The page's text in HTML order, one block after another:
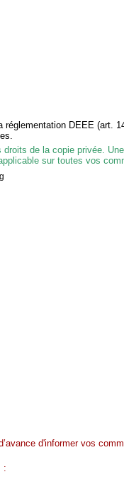
DEEE (art.
de la copie privée.
sur toutes vos
d'informer vos
: